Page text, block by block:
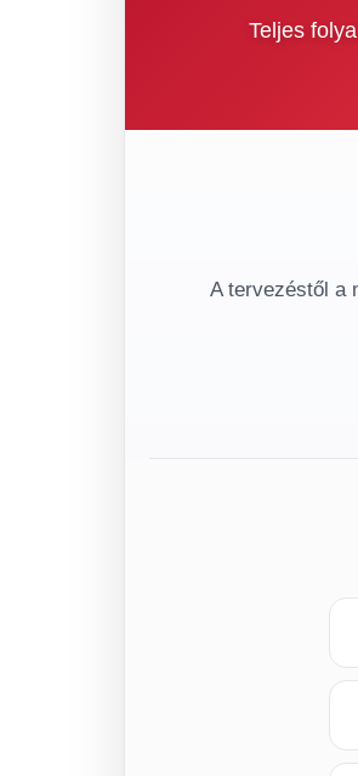
Teljes
A tervezéstől a